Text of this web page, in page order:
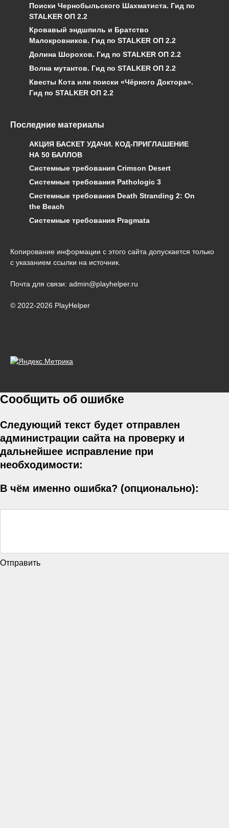
Поиски Чернобыльского Шахматиста. Гид по
STALKER ОП 2.2
Кровавый эндшпиль и Братство
Малокровников. Гид по STALKER ОП 2.2
Долина Шорохов. Гид по STALKER ОП 2.2
Волна мутантов. Гид по STALKER ОП 2.2
Квесты Кота или поиски «Чёрного Доктора».
Гид по STALKER ОП 2.2
Последние материалы
АКЦИЯ БАСКЕТ УДАЧИ. КОД-ПРИГЛАШЕНИЕ
НА 50 БАЛЛОВ
Системные требования Crimson Desert
Системные требования Pathologic 3
Системные требования Death Stranding 2: On
the Beach
Системные требования Pragmata
Копирование информации с этого сайта допускается только
с указанием ссылки на источник.
Почта для связи: admin@playhelper.ru
© 2022-2026 PlayHelper
Сообщить об ошибке
Следующий текст будет отправлен
администрации сайта на проверку и
дальнейшее исправление при
необходимости:
В чём именно ошибка? (опционально):
Отправить